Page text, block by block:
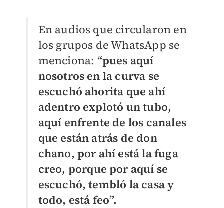
En audios que circularon en
los grupos de WhatsApp se
menciona: “pues aquí
nosotros en la curva se
escuchó ahorita que ahí
adentro explotó un tubo,
aquí enfrente de los canales
que están atrás de don
chano, por ahí está la fuga
creo, porque por aquí se
escuchó, tembló la casa y
todo, está feo”.